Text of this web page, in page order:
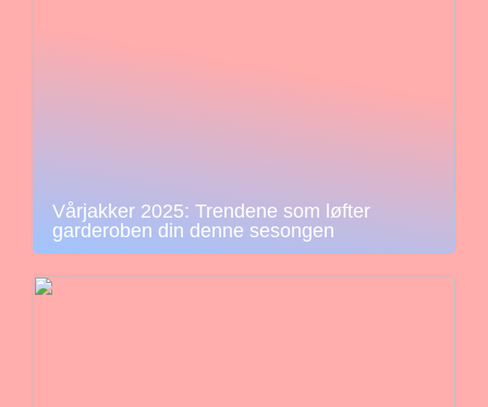
Vårjakker 2025: Trendene som løfter
garderoben din denne sesongen